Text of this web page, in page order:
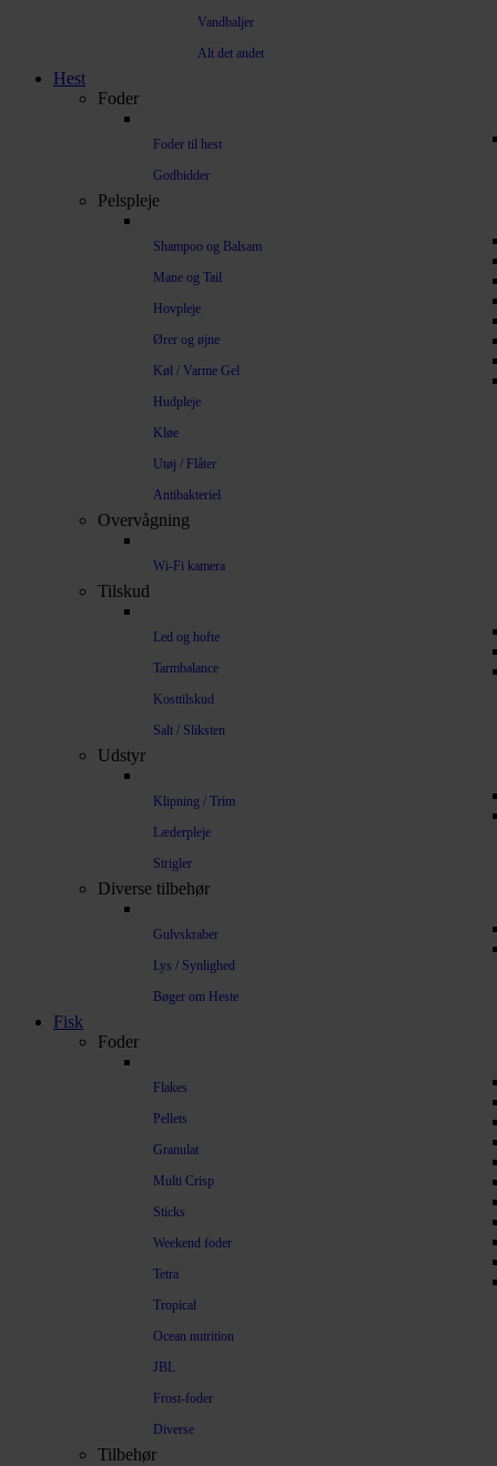
Vandbaljer
Alt det andet
Hest
Foder
Foder til hest
Godbidder
Pelspleje
Shampoo og Balsam
Mane og Tail
Hovpleje
Ører og øjne
Køl / Varme Gel
Hudpleje
Kløe
Utøj / Flåter
Antibakteriel
Overvågning
Wi-Fi kamera
Tilskud
Led og hofte
Tarmbalance
Kosttilskud
Salt / Sliksten
Udstyr
Klipning / Trim
Læderpleje
Strigler
Diverse tilbehør
Gulvskraber
Lys / Synlighed
Bøger om Heste
Fisk
Foder
Flakes
Pellets
Granulat
Multi Crisp
Sticks
Weekend foder
Tetra
Tropical
Ocean nutrition
JBL
Frost-foder
Diverse
Tilbehør